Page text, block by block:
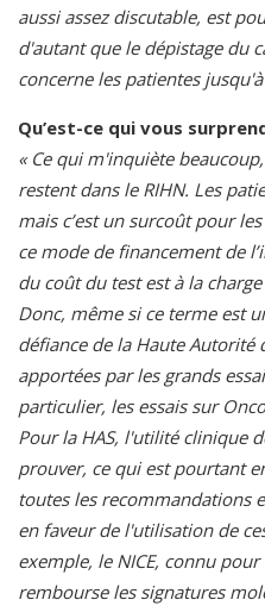
aussi assez discutable, est
d'autant que le dépistage du
concerne les patientes
Qu’est-ce qui vous
« Ce qui m'inquiète
restent dans le RIHN. Les
mais c’est un surcoût pour
ce mode de financement de
du coût du test est à la
Donc, même si ce terme est
défiance de la Haute Autorité
apportées par les grands
particulier, les essais sur
Pour la HAS, l'utilité clinique
prouver, ce qui est pourtant
toutes les recommandations
en faveur de l'utilisation de
exemple, le NICE, connu
rembourse les signatures